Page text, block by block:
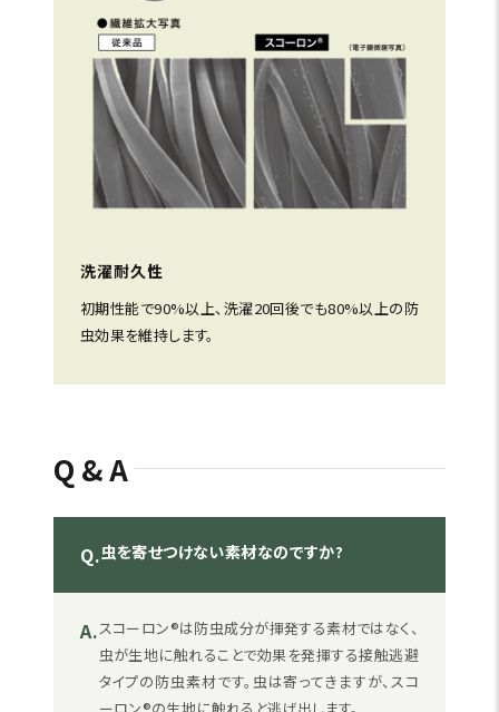
洗濯耐久性
初期性能で90%以上、洗濯20回後でも80%以上の防
虫効果を維持します。
Q&A
Q.虫を寄せつけない素材なのですか?
A.スコーロン®は防虫成分が揮発する素材ではなく、
虫が生地に触れることで効果を発揮する接触逃避
タイプの防虫素材です。虫は寄ってきますが、スコ